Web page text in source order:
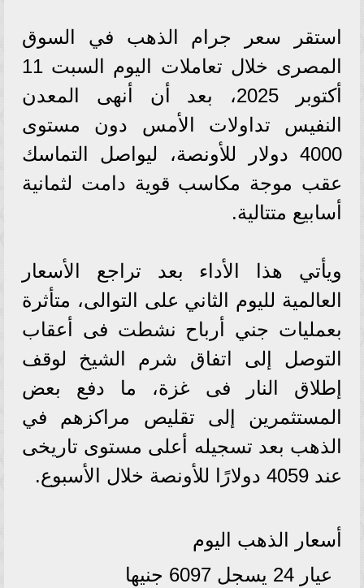
استقر سعر جرام الذهب في السوق
المصرى خلال تعاملات اليوم السبت 11
أكتوبر 2025، بعد أن أنهى المعدن
النفيس تداولات الأمس دون مستوى
4000 دولار للأونصة، ليواصل التماسك
عقب موجة مكاسب قوية دامت لثمانية
أسابيع متتالية.
ويأتي هذا الأداء بعد تراجع الأسعار
العالمية لليوم الثاني على التوالى، متأثرة
بعمليات جني أرباح نشطت فى أعقاب
التوصل إلى اتفاق شرم الشيخ لوقف
إطلاق النار فى غزة، ما دفع بعض
المستثمرين إلى تقليص مراكزهم في
الذهب بعد تسجيله أعلى مستوى تاريخى
عند 4059 دولارًا للأونصة خلال الأسبوع.
أسعار الذهب اليوم
عيار 24 يسجل 6097 جنيها